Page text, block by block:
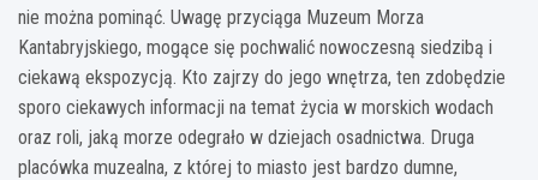
nie można pominąć. Uwagę przyciąga Muzeum Morza
Kantabryjskiego, mogące się pochwalić nowoczesną siedzibą i
ciekawą ekspozycją. Kto zajrzy do jego wnętrza, ten zdobędzie
sporo ciekawych informacji na temat życia w morskich wodach
oraz roli, jaką morze odegrało w dziejach osadnictwa. Druga
placówka muzealna, z której to miasto jest bardzo dumne,